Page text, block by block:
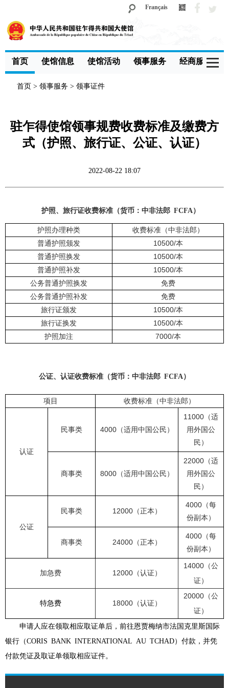
Français
首页 使馆信息 使馆活动 领事服务 经商服务
首页 > 领事服务 > 领事证件
驻乍得使馆领事规费收费标准及缴费方
式（护照、旅行证、公证、认证）
2022-08-22 18:07
护照、旅行证收费标准（货币：中非法郎 FCFA）
护照办理种类
收费标准（中非法郎）
普通护照颁发
10500/本
普通护照换发
10500/本
普通护照补发
10500/本
公务普通护照换发
免费
公务普通护照补发
免费
旅行证颁发
10500/本
旅行证换发
10500/本
护照加注
7000/本
公证、认证收费标准（货币：中非法郎 FCFA）
项目 收费标准（中非法郎）
认证
民事类 4000（适用中国公民）
11000 （适
用外国公
民）
商事类 8000（适用中国公民）
22000 （适
用外国公
民）
公证
民事类 12000（正本）
4000 （每
份副本）
商事类 24000（正本）
4000 （每
份副本）
加急费 12000（认证）
14000 （公
证）
特急费 18000（认证）
20000 （公
证）
申请人应在领取相应取证单后，前往恩贾梅纳市法国克里斯国际
银行（CORIS BANK INTERNATIONAL AU TCHAD）付款，并凭
付款凭证及取证单领取相应证件。